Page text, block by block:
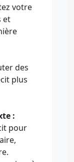
votre
et
des
plus
:
pour